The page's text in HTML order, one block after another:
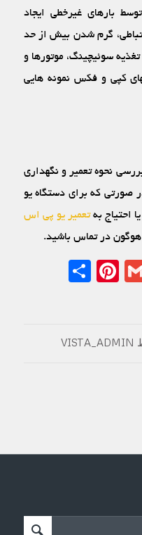
بارهای غیرخطی ایجاد
گرم‏ شدن بیش از حد
سوئیچینگ، موتورها و
کپی و فکس نمونه‏ هایی
نحوه تعمیر و نگهداری
صورتی که برای دستگاه یو
احتیاج بهتعمیر یو پی اس
هوگون در تماس باشید.
Gmail
Pinterest
VISTA_ADMIN